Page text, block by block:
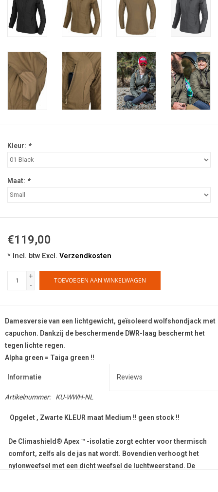
Kleur: *
Maat: *
€119,00
* Incl. btw Excl. Verzendkosten
+
-
TOEVOEGEN AAN WINKELWAGEN
Damesversie van een lichtgewicht, geïsoleerd wolfshondjack met
capuchon. Dankzij de beschermende DWR-laag beschermt het
tegen lichte regen.
Alpha green = Taiga green !!
Informatie Reviews
Artikelnummer: KU-WWH-NL
Opgelet , Zwarte KLEUR maat Medium !! geen stock !!
De Climashield® Apex ™ -isolatie zorgt echter voor thermisch
comfort, zelfs als de jas nat wordt. Bovendien verhoogt het
nylonweefsel met een dicht weefsel de luchtweerstand. De